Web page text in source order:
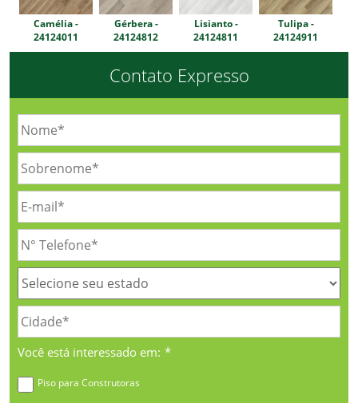
Camélia -
24124011
Gérbera -
24124812
Lisianto -
24124811
Tulipa -
24124911
Contato Expresso
Você está interessado em: *
Piso para Construtoras